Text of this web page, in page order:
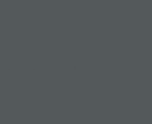
av IFR -funktion